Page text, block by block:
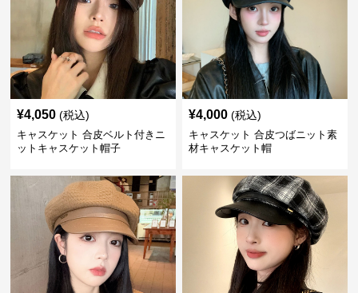
¥4,050 (税込)
キャスケット 合皮ベルト付きニ
ットキャスケット帽子
¥4,000 (税込)
キャスケット 合皮つばニット素
材キャスケット帽